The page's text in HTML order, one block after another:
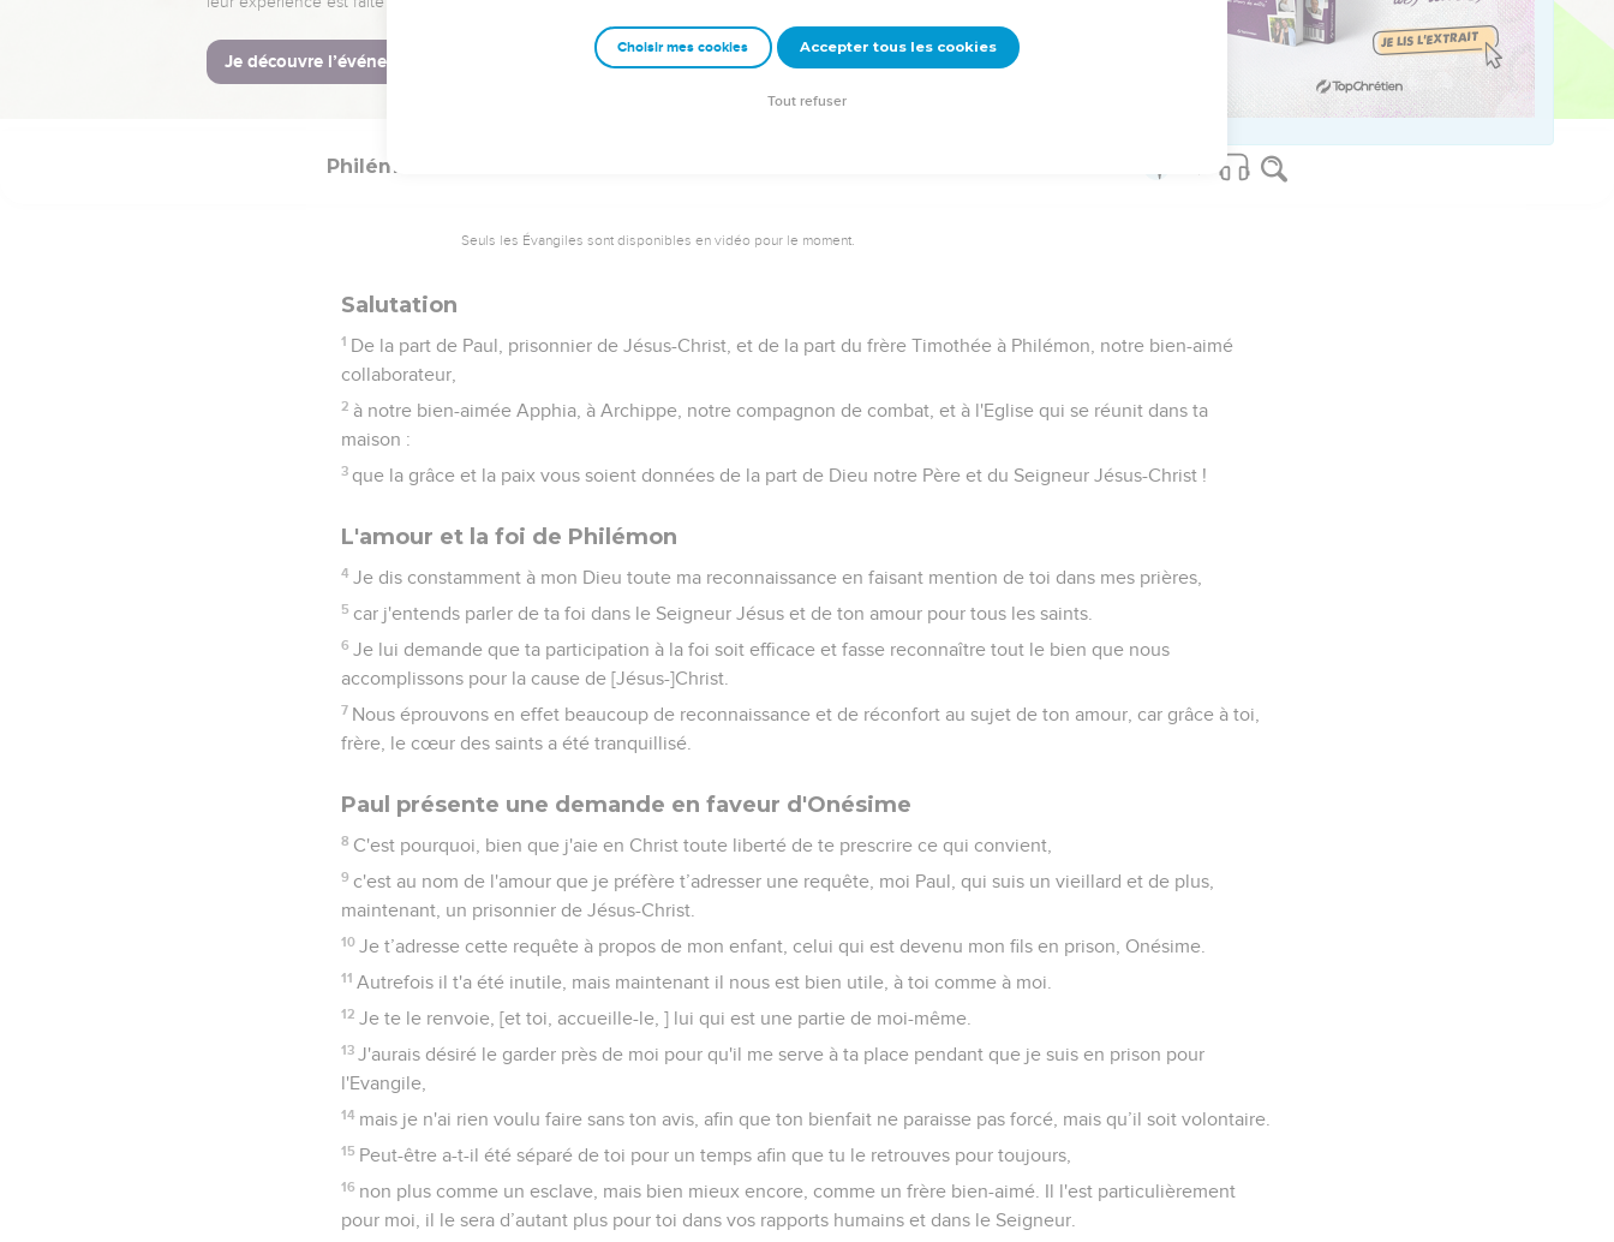
La Bible Du Semeur Copyright © 1992, 1999 by Biblica, Inc.® Used by permission. All rights reserved worldwide.
Philémon
Seuls les Évangiles sont disponibles en vidéo pour le moment.
Salutation
1 De la part de Paul, prisonnier de Jésus-Christ, et de la part du frère Timothée à Philémon, notre bien-aimé
collaborateur,
2 à notre bien-aimée Apphia, à Archippe, notre compagnon de combat, et à l'Eglise qui se réunit dans ta
maison :
3 que la grâce et la paix vous soient données de la part de Dieu notre Père et du Seigneur Jésus-Christ !
L'amour et la foi de Philémon
4 Je dis constamment à mon Dieu toute ma reconnaissance en faisant mention de toi dans mes prières,
5 car j'entends parler de ta foi dans le Seigneur Jésus et de ton amour pour tous les saints.
6 Je lui demande que ta participation à la foi soit efficace et fasse reconnaître tout le bien que nous
accomplissons pour la cause de [Jésus-]Christ.
7 Nous éprouvons en effet beaucoup de reconnaissance et de réconfort au sujet de ton amour, car grâce à toi,
frère, le cœur des saints a été tranquillisé.
Paul présente une demande en faveur d'Onésime
8 C'est pourquoi, bien que j'aie en Christ toute liberté de te prescrire ce qui convient,
9 c'est au nom de l'amour que je préfère t’adresser une requête, moi Paul, qui suis un vieillard et de plus,
maintenant, un prisonnier de Jésus-Christ.
10 Je t’adresse cette requête à propos de mon enfant, celui qui est devenu mon fils en prison, Onésime.
11 Autrefois il t'a été inutile, mais maintenant il nous est bien utile, à toi comme à moi.
12 Je te le renvoie, [et toi, accueille-le, ] lui qui est une partie de moi-même.
13 J'aurais désiré le garder près de moi pour qu'il me serve à ta place pendant que je suis en prison pour
l'Evangile,
14 mais je n'ai rien voulu faire sans ton avis, afin que ton bienfait ne paraisse pas forcé, mais qu’il soit volontaire.
15 Peut-être a-t-il été séparé de toi pour un temps afin que tu le retrouves pour toujours,
16 non plus comme un esclave, mais bien mieux encore, comme un frère bien-aimé. Il l'est particulièrement
pour moi, il le sera d’autant plus pour toi dans vos rapports humains et dans le Seigneur.
Choisir mes cookies Accepter tous les cookies
Tout refuser